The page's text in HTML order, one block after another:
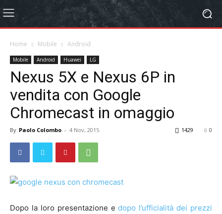
Home Mobile Android
Mobile Android Huawei LG
Nexus 5X e Nexus 6P in
vendita con Google
Chromecast in omaggio
By Paolo Colombo - 4 Nov, 2015 0
1429
Dopo la loro presentazione edopo l’ufficialità dei prezzi